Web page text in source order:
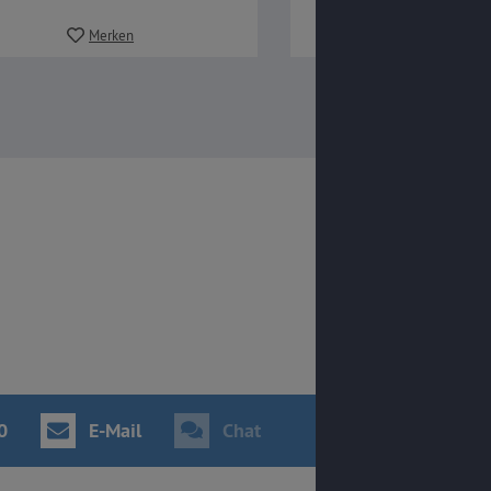
Merken
E-Mail Chat